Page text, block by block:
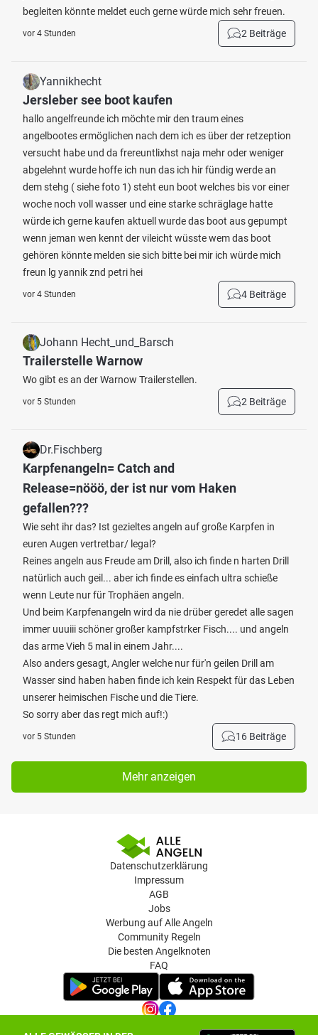
begleiten könnte meldet euch gerne würde mich sehr freuen.
vor 4 Stunden 2 Beiträge
Yannikhecht
Jersleber see boot kaufen
hallo angelfreunde ich möchte mir den traum eines
angelbootes ermöglichen nach dem ich es über der retzeption
versucht habe und da frereuntlixhst naja mehr oder weniger
abgelehnt wurde hoffe ich nun das ich hir fündig werde an
dem stehg ( siehe foto 1) steht eun boot welches bis vor einer
woche noch voll wasser und eine starke schräglage hatte
würde ich gerne kaufen aktuell wurde das boot aus gepumpt
wenn jeman wen kennt der vileicht wüsste wem das boot
gehören könnte melden sie sich bitte bei mir ich würde mich
freun lg yannik znd petri hei
vor 4 Stunden 4 Beiträge
Johann Hecht_und_Barsch
Trailerstelle Warnow
Wo gibt es an der Warnow Trailerstellen.
vor 5 Stunden 2 Beiträge
Dr.Fischberg
Karpfenangeln= Catch and
Release=nööö, der ist nur vom Haken
gefallen???
Wie seht ihr das? Ist gezieltes angeln auf große Karpfen in
euren Augen vertretbar/ legal?
Reines angeln aus Freude am Drill, also ich finde n harten Drill
natürlich auch geil... aber ich finde es einfach ultra schieße
wenn Leute nur für Trophäen angeln.
Und beim Karpfenangeln wird da nie drüber geredet alle sagen
immer uuuiii schöner großer kampfstrker Fisch.... und angeln
das arme Vieh 5 mal in einem Jahr....
Also anders gesagt, Angler welche nur für'n geilen Drill am
Wasser sind haben haben finde ich kein Respekt für das Leben
unserer heimischen Fische und die Tiere.
So sorry aber das regt mich auf!:)
vor 5 Stunden 16 Beiträge
Mehr anzeigen
Datenschutzerklärung
Impressum
AGB
Jobs
Werbung auf Alle Angeln
Community Regeln
Die besten Angelknoten
FAQ